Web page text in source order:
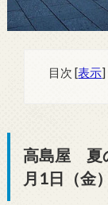
目次 [表示]
高島屋 夏
月1日（金